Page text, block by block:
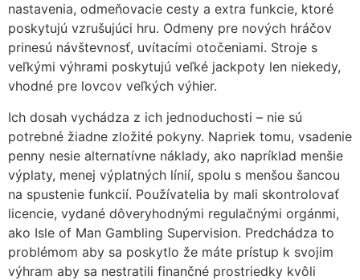
nastavenia, odmeňovacie cesty a extra funkcie, ktoré
poskytujú vzrušujúci hru. Odmeny pre nových hráčov
prinesú návštevnosť, uvítacími otočeniami. Stroje s
veľkými výhrami poskytujú veľké jackpoty len niekedy,
vhodné pre lovcov veľkých výhier.
Ich dosah vychádza z ich jednoduchosti – nie sú
potrebné žiadne zložité pokyny. Napriek tomu, vsadenie
penny nesie alternatívne náklady, ako napríklad menšie
výplaty, menej výplatných línií, spolu s menšou šancou
na spustenie funkcií. Používatelia by mali skontrolovať
licencie, vydané dôveryhodnými regulačnými orgánmi,
ako Isle of Man Gambling Supervision. Predchádza to
problémom aby sa poskytlo že máte prístup k svojim
výhram aby sa nestratili finančné prostriedky kvôli